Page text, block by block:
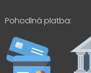
Pohodlná platba: